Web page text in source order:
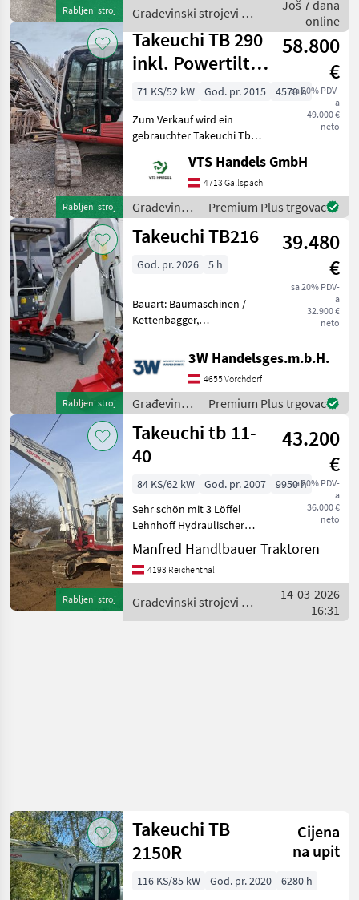
Rabljeni stroj
Građevinski strojevi /
Takeuchi
Još 7 dana
online
Rabljeni stroj
Takeuchi TB 290
inkl. Powertilt
und Löffelset
58.800
€
sa 20% PDV-
a
49.000 €
neto
71 KS/52 kW God. pr. 2015
4570 h
Zum Verkauf wird ein
gebrauchter Takeuchi Tb
Löffelset angeboten. Der
Greifer am Bild ist nicht im
Preis inkludiert! Letztes
Service bei c
VTS Handels GmbH
4713 Gallspach
Građevinski
strojevi /
Takeuchi
Premium Plus trgovac
Rabljeni stroj
Takeuchi TB216
39.480
€
sa 20% PDV-
a
32.900 €
neto
God. pr. 2026 5 h
Bauart: Baumaschinen /
Kettenbagger,
Hydraulisches
Schnellwechselsystem,
strojevi Bageri gusjeničari
3W Handelsges.m.b.H.
4655 Vorchdorf
Građevinski
strojevi /
Takeuchi
Premium Plus trgovac
Rabljeni stroj
Takeuchi tb 11-
40
43.200
€
sa 20% PDV-
a
36.000 €
neto
84 KS/62 kW God. pr. 2007
9950 h
Sehr schön mit 3 Löffel
Lehnhoff Hydraulischer
Schnellwechsler
Građevinski strojevi Bageri
gusjeničari
Manfred Handlbauer Traktoren
4193 Reichenthal
Građevinski strojevi /
Takeuchi
14-03-2026
16:31
Takeuchi TB
2150R
Cijena
na upit
116 KS/85 kW God. pr. 2020
6280 h